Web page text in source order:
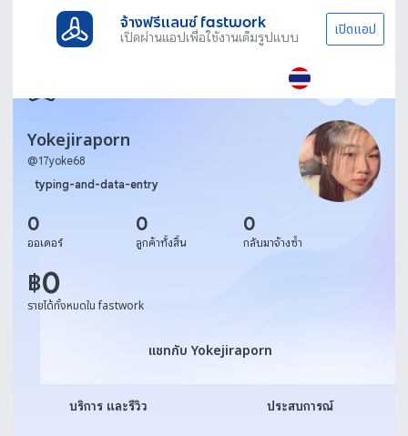
จ้างฟรีแลนซ์ fastwork
เปิดผ่านแอปเพื่อใช้งานเต็มรูปแบบ เปิดแอป
Yokejiraporn
@17yoke68
typing-and-data-entry
0
ออเดอร์
0
ลูกค้าทั้งสิ้น
0
กลับมาจ้างซ้ำ
฿0
รายได้ทั้งหมดใน fastwork
แชทกับ Yokejiraporn
แชทกับ Yokejiraporn
บริการ และรีวิว ประสบการณ์